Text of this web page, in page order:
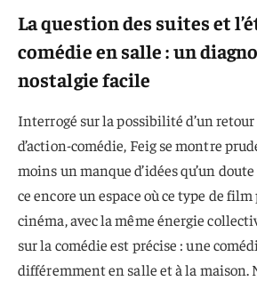
La question des suites et
comédie en salle : un
nostalgie facile
Interrogé sur la possibilité d’un
d’action-comédie, Feig se montre
moins un manque d’idées qu’un
ce encore un espace où ce type de
cinéma, avec la même énergie
sur la comédie est précise : une
différemment en salle et à la maison.